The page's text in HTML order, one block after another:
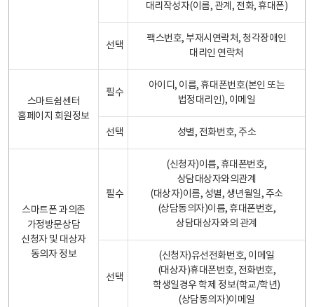
대리작성자(이름, 관계, 전화, 휴대폰)
선택
팩스번호, 부재시연락처, 청각장애인
대리인 연락처
스마트쉼센터
홈페이지 회원정보
필수
아이디, 이름, 휴대폰번호(본인 또는
법정대리인), 이메일
선택 성별, 전화번호, 주소
스마트폰 과의존
가정방문상담
신청자 및 대상자
동의자 정보
필수
(신청자)이름, 휴대폰번호,
상담대상자와의관계
(대상자)이름, 성별, 생년월일, 주소
(상담동의자)이름, 휴대폰번호,
상담대상자와의 관계
선택
(신청자)유선전화번호, 이메일
(대상자)휴대폰번호, 전화번호,
학생일경우 학제 정보(학교/학년)
(상담동의자)이메일